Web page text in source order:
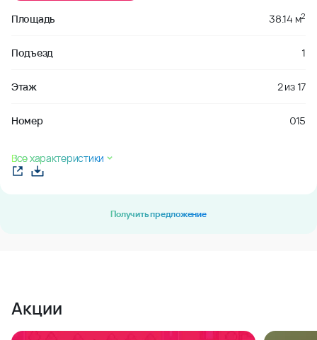
Площадь 38.14 м2
Подъезд 1
Этаж 2из17
Номер 015
Все характеристики
Получить предложение
Акции